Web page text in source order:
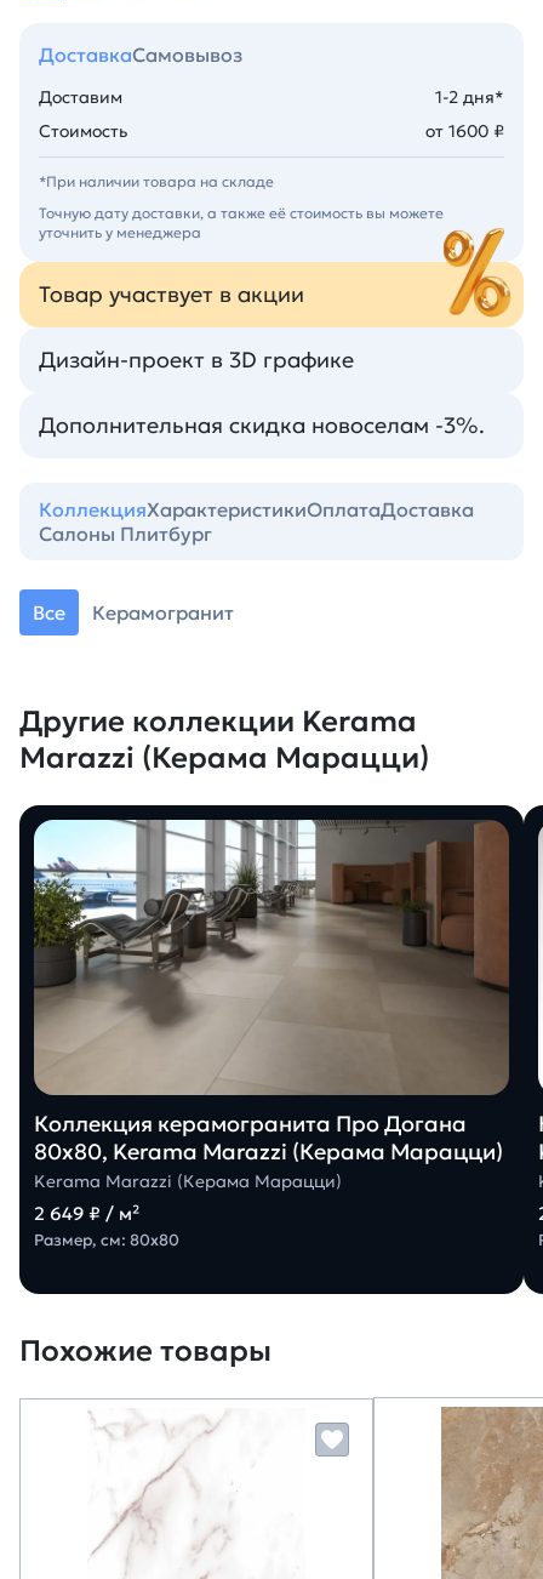
ДоставкаСамовывоз
Доставим
1-2 дня*
Стоимость
от 1600 ₽
*При наличии товара на складе
Точную дату доставки, а также её стоимость вы можете
уточнить у менеджера
Товар участвует в акции
Дизайн-проект в 3D графике
Дополнительная скидка новоселам -3%.
КоллекцияХарактеристикиОплатаДоставка
Салоны Плитбург
Все Керамогранит
Другие коллекции Kerama
Marazzi (Керама Марацци)
Коллекция керамогранита Про Догана
80х80, Kerama Marazzi (Керама Марацци)
Kerama Marazzi (Керама Марацци)
2 649 ₽ / м²
Размер, см: 80х80
Похожие товары